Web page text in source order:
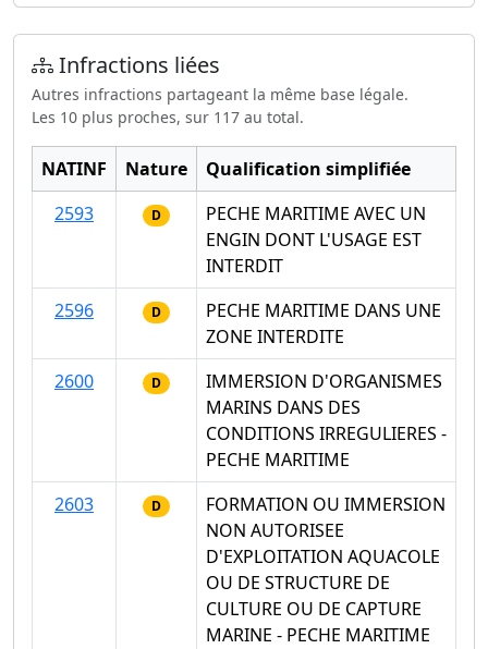
Infractions liées
Autres infractions partageant la même base légale.
Les 10 plus proches, sur 117 au total.
NATINF Nature
Qualification simplifiée
2593
D
PECHE MARITIME AVEC UN
ENGIN DONT L'USAGE EST
INTERDIT
2596
D
PECHE MARITIME DANS UNE
ZONE INTERDITE
2600
D
IMMERSION D'ORGANISMES
MARINS DANS DES
CONDITIONS IRREGULIERES -
PECHE MARITIME
2603
D
FORMATION OU IMMERSION
NON AUTORISEE
D'EXPLOITATION AQUACOLE
OU DE STRUCTURE DE
CULTURE OU DE CAPTURE
MARINE - PECHE MARITIME